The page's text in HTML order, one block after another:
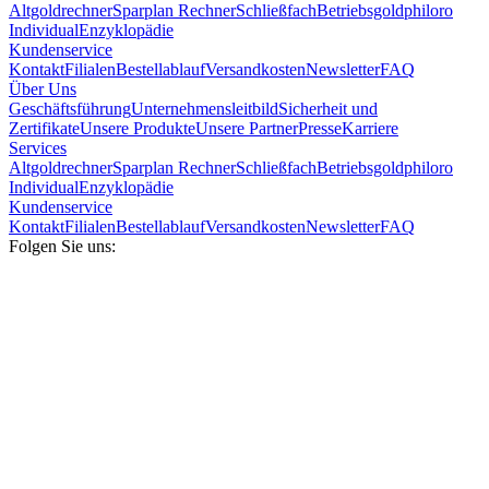
AltgoldrechnerSparplan RechnerSchließfachBetriebsgoldphiloro
IndividualEnzyklopädie
Kundenservice
KontaktFilialenBestellablaufVersandkostenNewsletterFAQ
Über Uns
GeschäftsführungUnternehmensleitbildSicherheit und
ZertifikateUnsere ProdukteUnsere PartnerPresseKarriere
Services
AltgoldrechnerSparplan RechnerSchließfachBetriebsgoldphiloro
IndividualEnzyklopädie
Kundenservice
KontaktFilialenBestellablaufVersandkostenNewsletterFAQ
Folgen Sie uns: